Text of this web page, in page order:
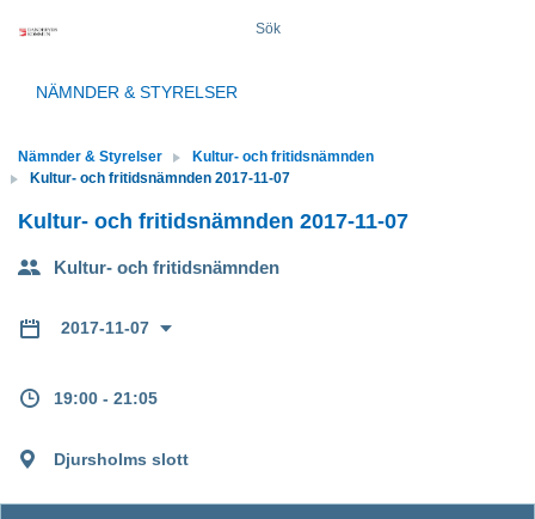
Sök
NÄMNDER & STYRELSER
Nämnder & Styrelser
Kultur- och fritidsnämnden
Kultur- och fritidsnämnden 2017-11-07
Kultur- och fritidsnämnden 2017-11-07
Kultur- och fritidsnämnden
2017-11-07
19:00 - 21:05
Djursholms slott